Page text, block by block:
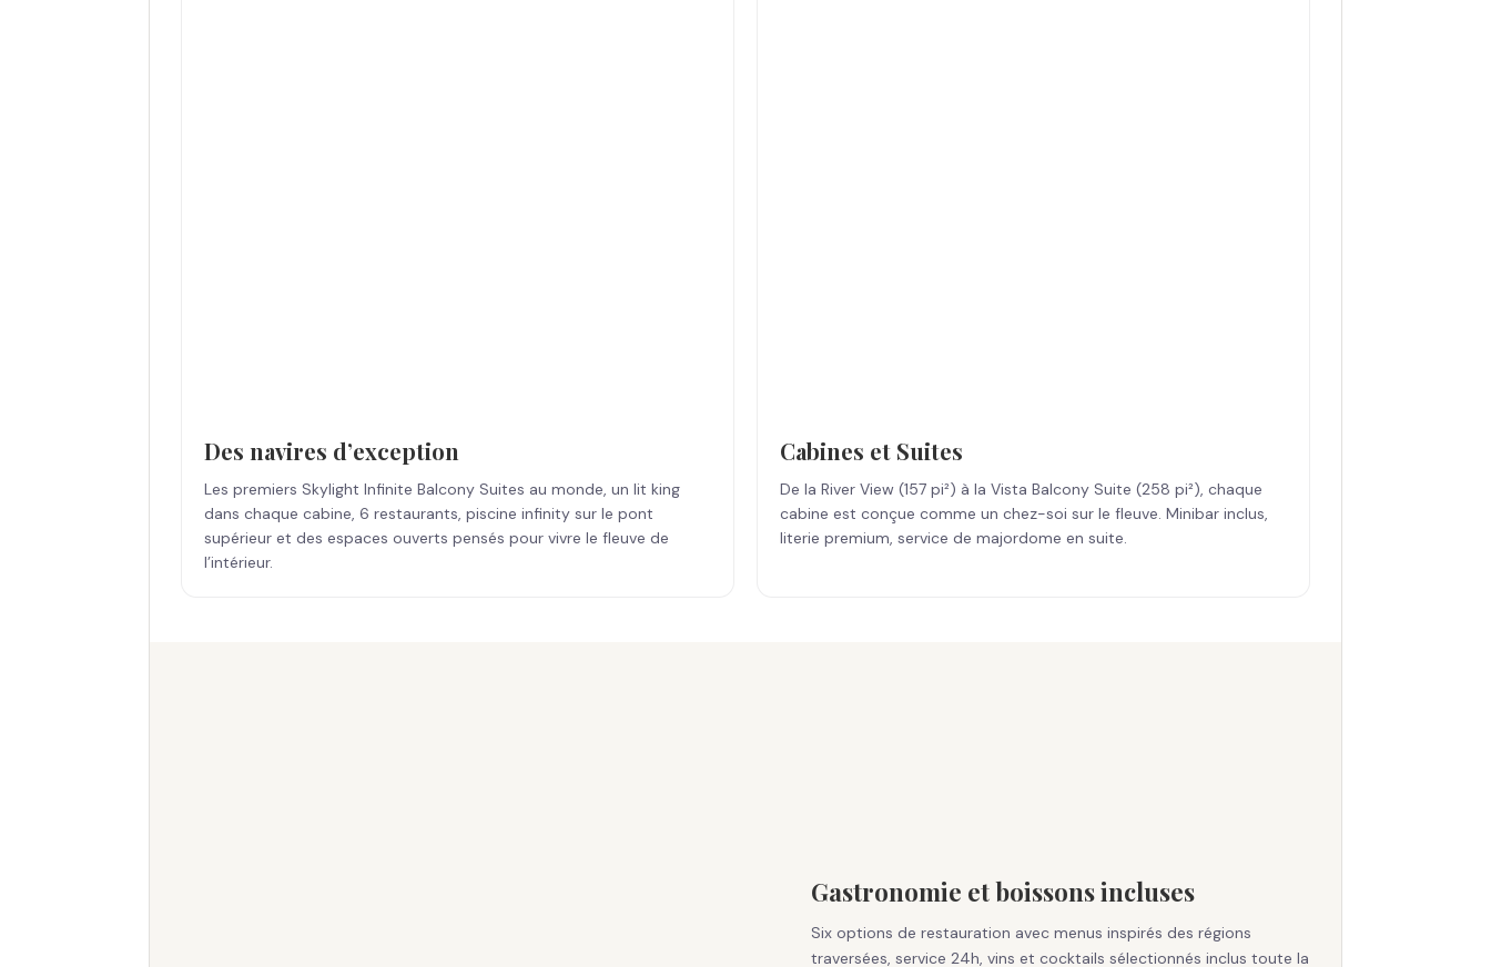
Des navires d’exception
Les premiers Skylight Infinite Balcony Suites au monde, un lit king
dans chaque cabine, 6 restaurants, piscine infinity sur le pont
supérieur et des espaces ouverts pensés pour vivre le fleuve de
l’intérieur.
Cabines et Suites
De la River View (157 pi²) à la Vista Balcony Suite (258 pi²), chaque
cabine est conçue comme un chez-soi sur le fleuve. Minibar inclus,
literie premium, service de majordome en suite.
Gastronomie et boissons incluses
Six options de restauration avec menus inspirés des régions
traversées, service 24h, vins et cocktails sélectionnés inclus toute la